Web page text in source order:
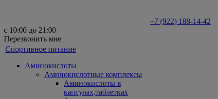
+7 (922) 188-14-42
с 10:00 до 21:00
Перезвонить мне
Спортивное питание
Аминокислоты
Аминокислотные комплексы
Аминокислоты в
капсулах,таблетках